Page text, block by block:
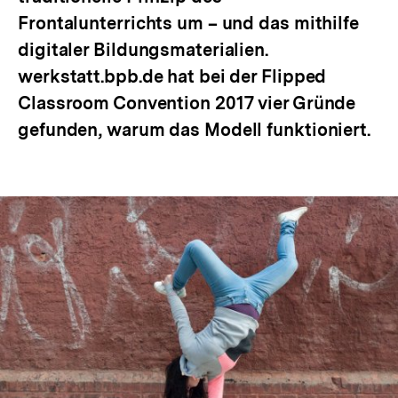
Frontalunterrichts um – und das mithilfe
digitaler Bildungsmaterialien.
werkstatt.bpb.de hat bei der Flipped
Classroom Convention 2017 vier Gründe
gefunden, warum das Modell funktioniert.